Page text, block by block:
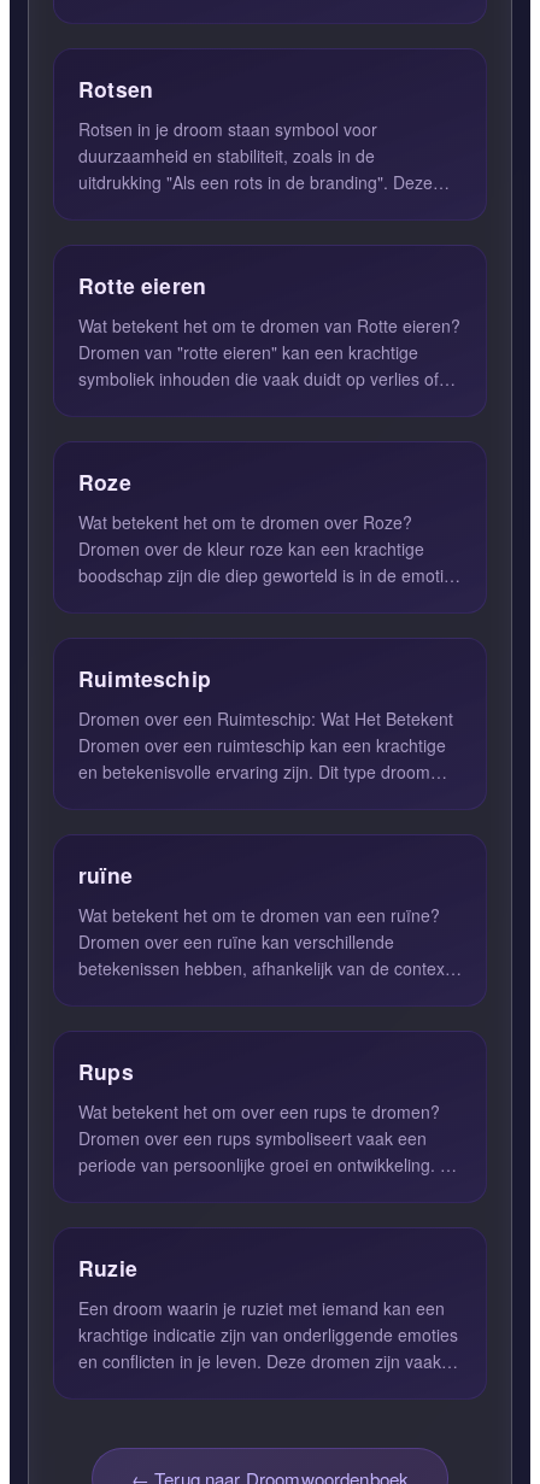
Rotsen
Rotsen in je droom staan symbool voor
duurzaamheid en stabiliteit, zoals in de
uitdrukking "Als een rots in de branding". Deze
Rotte eieren
Wat betekent het om te dromen van Rotte eieren?
Dromen van "rotte eieren" kan een krachtige
symboliek inhouden die vaak duidt op verlies of
Roze
Wat betekent het om te dromen over Roze?
Dromen over de kleur roze kan een krachtige
boodschap zijn die diep geworteld is in de emoties
Ruimteschip
Dromen over een Ruimteschip: Wat Het Betekent
Dromen over een ruimteschip kan een krachtige
en betekenisvolle ervaring zijn. Dit type droom
ruïne
Wat betekent het om te dromen van een ruïne?
Dromen over een ruïne kan verschillende
betekenissen hebben, afhankelijk van de context
Rups
Wat betekent het om over een rups te dromen?
Dromen over een rups symboliseert vaak een
periode van persoonlijke groei en ontwikkeling. Je
Ruzie
Een droom waarin je ruziet met iemand kan een
krachtige indicatie zijn van onderliggende emoties
en conflicten in je leven. Deze dromen zijn vaak